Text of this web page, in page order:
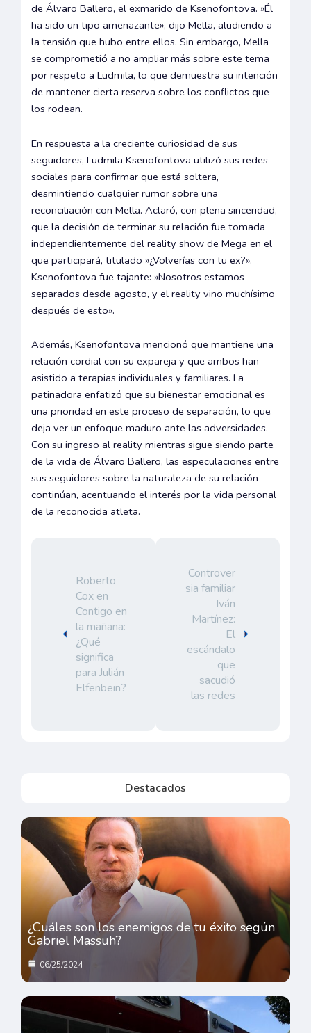
de Álvaro Ballero, el exmarido de Ksenofontova. »Él
ha sido un tipo amenazante», dijo Mella, aludiendo a
la tensión que hubo entre ellos. Sin embargo, Mella
se comprometió a no ampliar más sobre este tema
por respeto a Ludmila, lo que demuestra su intención
de mantener cierta reserva sobre los conflictos que
los rodean.
En respuesta a la creciente curiosidad de sus
seguidores, Ludmila Ksenofontova utilizó sus redes
sociales para confirmar que está soltera,
desmintiendo cualquier rumor sobre una
reconciliación con Mella. Aclaró, con plena sinceridad,
que la decisión de terminar su relación fue tomada
independientemente del reality show de Mega en el
que participará, titulado »¿Volverías con tu ex?».
Ksenofontova fue tajante: »Nosotros estamos
separados desde agosto, y el reality vino muchísimo
después de esto».
Además, Ksenofontova mencionó que mantiene una
relación cordial con su expareja y que ambos han
asistido a terapias individuales y familiares. La
patinadora enfatizó que su bienestar emocional es
una prioridad en este proceso de separación, lo que
deja ver un enfoque maduro ante las adversidades.
Con su ingreso al reality mientras sigue siendo parte
de la vida de Álvaro Ballero, las especulaciones entre
sus seguidores sobre la naturaleza de su relación
continúan, acentuando el interés por la vida personal
de la reconocida atleta.
Roberto
Cox en
Contigo en
la mañana:
¿Qué
significa
para Julián
Elfenbein?
Controver
sia familiar
Iván
Martínez:
El
escándalo
que
sacudió
las redes
Destacados
¿Cuáles son los enemigos de tu éxito según
Gabriel Massuh?
06/25/2024